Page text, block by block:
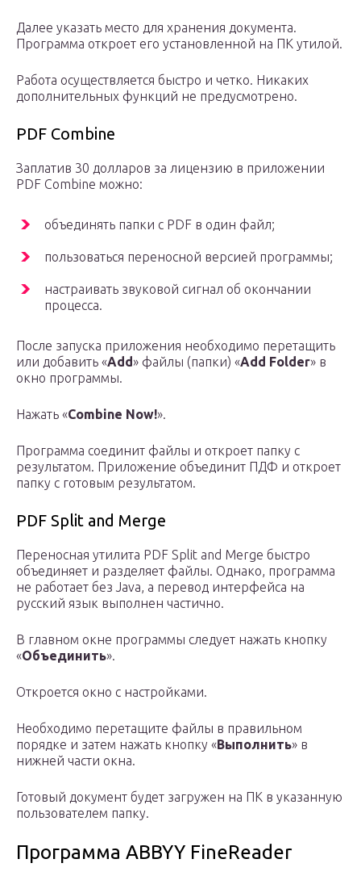
Далее указать место для хранения документа.
Программа откроет его установленной на ПК утилой.
Работа осуществляется быстро и четко. Никаких
дополнительных функций не предусмотрено.
PDF Combine
Заплатив 30 долларов за лицензию в приложении
PDF Combine можно:
объединять папки с PDF в один файл;
пользоваться переносной версией программы;
настраивать звуковой сигнал об окончании
процесса.
После запуска приложения необходимо перетащить
или добавить «Add» файлы (папки) «Add Folder» в
окно программы.
Нажать «Combine Now!».
Программа соединит файлы и откроет папку с
результатом. Приложение объединит ПДФ и откроет
папку с готовым результатом.
PDF Split and Merge
Переносная утилита PDF Split and Merge быстро
объединяет и разделяет файлы. Однако, программа
не работает без Java, а перевод интерфейса на
русский язык выполнен частично.
В главном окне программы следует нажать кнопку
«Объединить».
Откроется окно с настройками.
Необходимо перетащите файлы в правильном
порядке и затем нажать кнопку «Выполнить» в
нижней части окна.
Готовый документ будет загружен на ПК в указанную
пользователем папку.
Программа ABBYY FineReader